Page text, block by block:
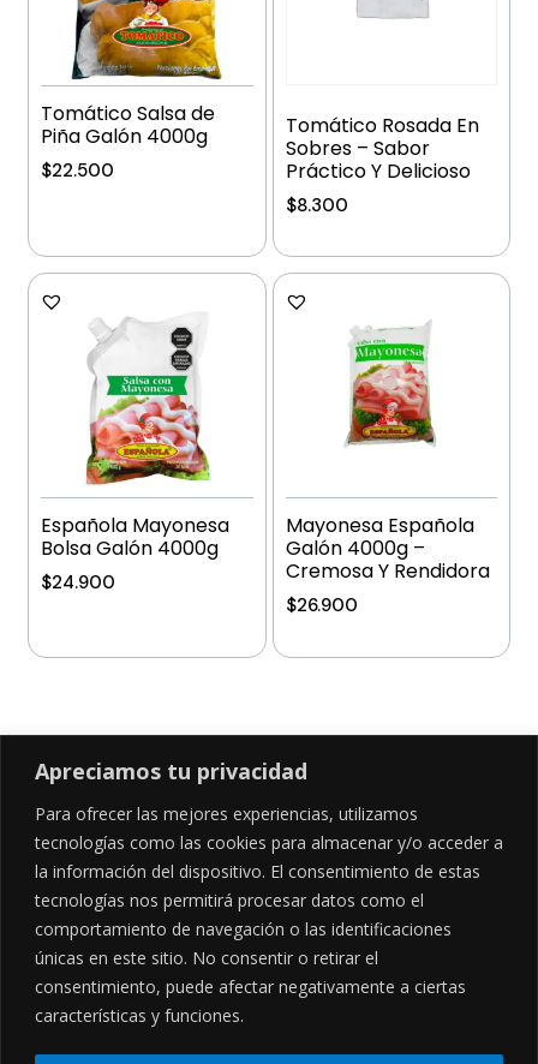
Apreciamos tu privacidad
Para ofrecer las mejores experiencias, utilizamos
tecnologías como las cookies para almacenar y/o acceder a
la información del dispositivo. El consentimiento de estas
tecnologías nos permitirá procesar datos como el
comportamiento de navegación o las identificaciones
únicas en este sitio. No consentir o retirar el
consentimiento, puede afectar negativamente a ciertas
características y funciones.
Tomático Salsa de
Piña Galón 4000g
$22.500
Tomático Rosada En
Sobres – Sabor
Práctico Y Delicioso
$8.300
Española Mayonesa
Bolsa Galón 4000g
$24.900
Mayonesa Española
Galón 4000g –
Cremosa Y Rendidora
$26.900
SÍGUENOS EN
CONTÁCTANOS
Cl. 34 Sur #52-02, Alcala, Bogotá
+57 3046569705
LEGALES
Políticas de privacidad